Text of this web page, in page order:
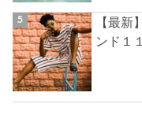
【最
ンド１